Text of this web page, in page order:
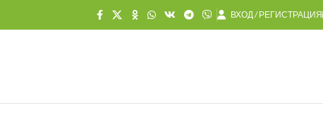
ВХОД / РЕГИСТРАЦИЯ